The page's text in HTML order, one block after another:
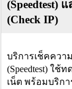
(Speedtest)
(Check IP)
บริการเช็คควา
(Speedtest) ใช้
เน็ต พร้อมบริก